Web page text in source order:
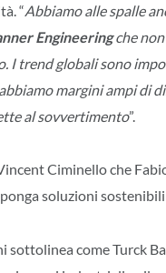
“Abbiamo alle spalle
Engineeringche non
I trend globali sono
margini ampi di
al sovvertimento”.
Ciminello che
soluzioni
sottolinea come Turck